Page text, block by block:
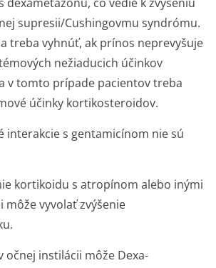
supresii/Cushin­govmu syndrómu.
treba vyhnúť, ak prínos neprevyšuje
nežiaducich účinkov
v tomto prípade pacientov treba
účinky kortikosteroidov.
interakcie s gentamicínom nie sú
kortikoidu s atropínom alebo inými
vyvolať zvýšenie
očnej instilácii môže Dexa-